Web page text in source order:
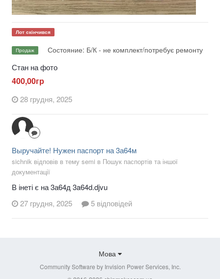
Лот скінчився
Продаж Состояние: Б/К - не комплект/потребує ремонту
Стан на фото
400,00гр
28 грудня, 2025
Выручайте! Нужен паспорт на 3а64м
sichnik відповів в тему semi в Пошук паспортів та іншої
документації
В інеті є на 3а64д 3a64d.djvu
27 грудня, 2025
5 відповідей
Мова
Community Software by Invision Power Services, Inc.